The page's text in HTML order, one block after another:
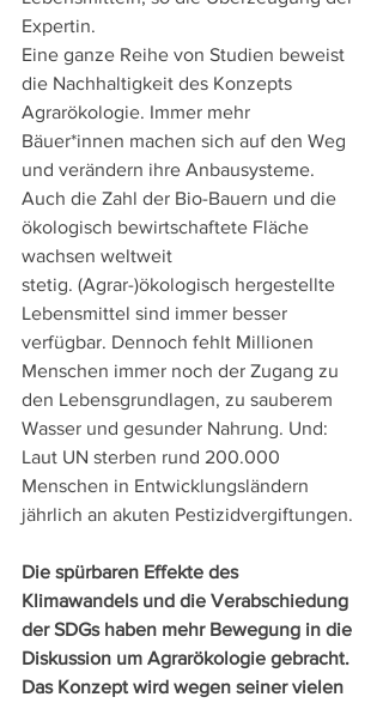
Expertin.
Eine ganze Reihe von Studien beweist
die Nachhaltigkeit des Konzepts
Agrarökologie. Immer mehr
Bäuer*innen machen sich auf den Weg
und verändern ihre Anbausysteme.
Auch die Zahl der Bio-Bauern und die
ökologisch bewirtschaftete Fläche
wachsen weltweit
stetig. (Agrar-)ökologisch hergestellte
Lebensmittel sind immer besser
verfügbar. Dennoch fehlt Millionen
Menschen immer noch der Zugang zu
den Lebensgrundlagen, zu sauberem
Wasser und gesunder Nahrung. Und:
Laut UN sterben rund 200.000
Menschen in Entwicklungsländern
jährlich an akuten Pestizidvergiftungen.
Die spürbaren Effekte des
Klimawandels und die Verabschiedung
der SDGs haben mehr Bewegung in die
Diskussion um Agrarökologie gebracht.
Das Konzept wird wegen seiner vielen